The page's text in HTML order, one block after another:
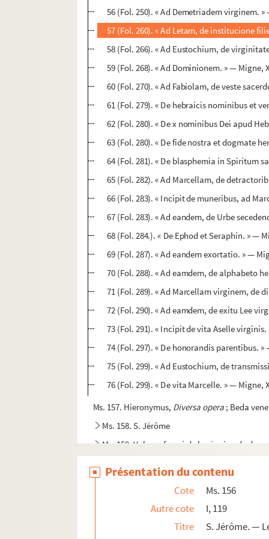
56 (Fol. 250). « Ad Demetriadem virginem.
57 (Fol. 260). « Ad Letam, de institucione
58 (Fol. 266). « Ad Eustochium, de
59 (Fol. 268). « Ad Dominionem. » — Migne,
60 (Fol. 270). « Ad Fabiolam, de veste
61 (Fol. 279). « De hebraicis nominibus et
62 (Fol. 280). « De x nominibus Dei apud
63 (Fol. 280). « De fide nostra et dogmate
64 (Fol. 281). « De blasphemia in Spiritum
65 (Fol. 282). « Ad Marcellam, de
66 (Fol. 283). « Incipit de muneribus, ad
67 (Fol. 283). « Ad eandem, de Urbe
68 (Fol. 284.). « De Ephod et Seraphin. » —
69 (Fol. 287). « Ad eandem exortatio. » —
70 (Fol. 288). « Ad eamdem, de alphabeto
71 (Fol. 289). « Ad Marcellam virginem, de
72 (Fol. 290). « Ad eamdem, de exitu Lee
73 (Fol. 291). « Incipit de vita Aselle
74 (Fol. 297). « De honorandis parentibus. »
75 (Fol. 299). « Ad Eustochium, de
76 (Fol. 299). « De vita Marcelle. » — Migne,
Ms. 157. Hieronymus, Diversa opera ; Beda
Ms. 158. S. Jérôme
Ms. 159. Volume formé de la réunion de
Ms. 161. Origenes,
Présentation du contenu
Cote
Ms. 156
Autre cote
I, 119
Titre
S. Jérôme. —